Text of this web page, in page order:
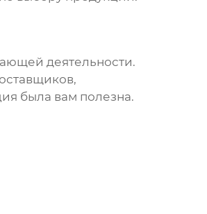
деятельности.
была вам полезна.